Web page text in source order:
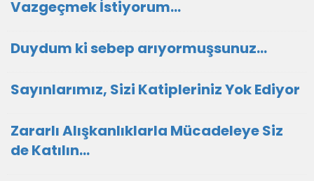
Vazgeçmek İstiyorum...
Duydum ki sebep arıyormuşsunuz…
Sayınlarımız, Sizi Katipleriniz Yok Ediyor
Zararlı Alışkanlıklarla Mücadeleye Siz
de Katılın...